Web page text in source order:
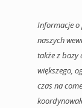
Informacje o
naszych
także z bazy
większego,
czas na